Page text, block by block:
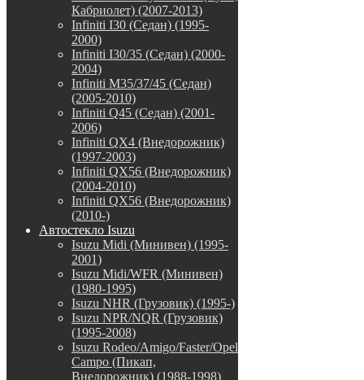
Кабриолет) (2007-2013)
Infiniti I30 (Седан) (1995-
2000)
Infiniti I30/35 (Седан) (2000-
2004)
Infiniti M35/37/45 (Седан)
(2005-2010)
Infiniti Q45 (Седан) (2001-
2006)
Infiniti QX4 (Внедорожник)
(1997-2003)
Infiniti QX56 (Внедорожник)
(2004-2010)
Infiniti QX56 (Внедорожник)
(2010-)
Автостекло Isuzu
Isuzu Midi (Минивен) (1995-
2001)
Isuzu Midi/WFR (Минивен)
(1980-1995)
Isuzu NHR (Грузовик) (1995-)
Isuzu NPR/NQR (Грузовик)
(1995-2008)
Isuzu Rodeo/Amigo/Faster/Opel
Campo (Пикап,
Внедорожник) (1988-1998)